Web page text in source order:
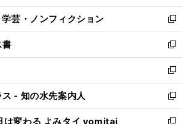
開
く
ウ
で
開
く
ン
ド
ウ
で
開
く
ウ
ィ
ン
ド
ウ
で
開
く
芸・ノンフィクション
新
し
い
ウ
ィ
ン
ド
ウ
で
書
新
し
い
ウ
ィ
ン
新
し
い
ウ
- 知の水先案内人
新
し
は変わる よみタイ yomitai